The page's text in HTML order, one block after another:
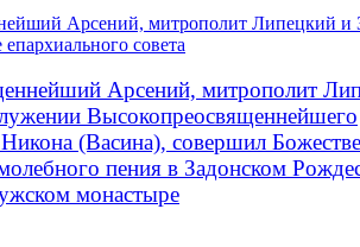
Арсений, митрополит Липецкий и
епархиального совета
Арсений, митрополит
Высокопреосвященнейшего
(Васина), совершил
пения в Задонском
монастыре